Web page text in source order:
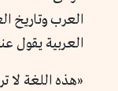
العرب وتاريخ
العربية يقول
«هذه اللغة لا